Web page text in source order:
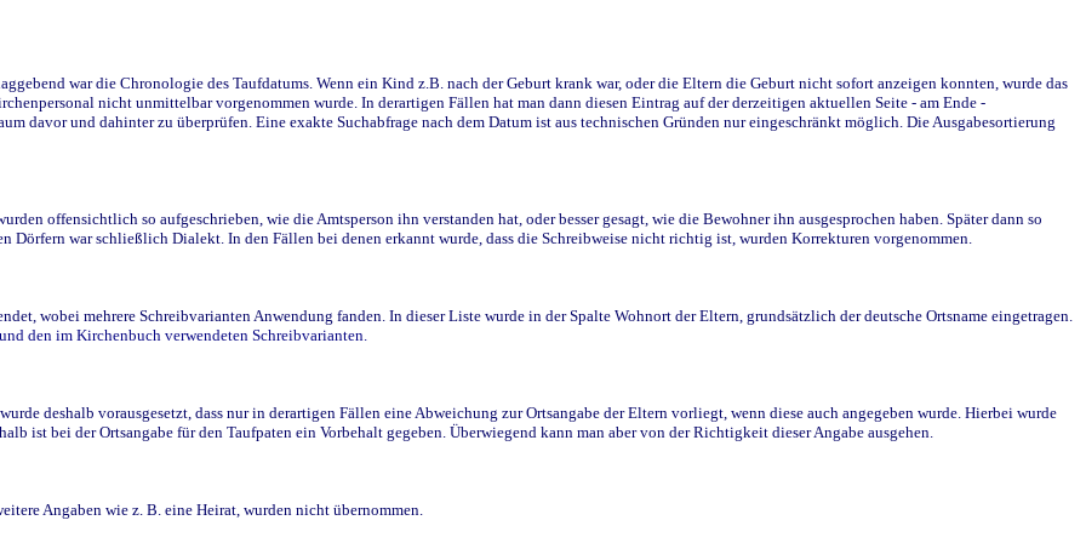
war die Chronologie des Taufdatums. Wenn ein Kind z.B. nach der Geburt krank war, oder die Eltern die Geburt nicht sofort anzeigen konnten, wurde das
nicht unmittelbar vorgenommen wurde. In derartigen Fällen hat man dann diesen Eintrag auf der derzeitigen aktuellen Seite - am Ende -
davor und dahinter zu überprüfen. Eine exakte Suchabfrage nach dem Datum ist aus technischen Gründen nur eingeschränkt möglich. Die Ausgabesortierung
offensichtlich so aufgeschrieben, wie die Amtsperson ihn verstanden hat, oder besser gesagt, wie die Bewohner ihn ausgesprochen haben. Später dann so
Dörfern war schließlich Dialekt. In den Fällen bei denen erkannt wurde, dass die Schreibweise nicht richtig ist, wurden Korrekturen vorgenommen.
wobei mehrere Schreibvarianten Anwendung fanden. In dieser Liste wurde in der Spalte Wohnort der Eltern, grundsätzlich der deutsche Ortsname eingetragen.
den im Kirchenbuch verwendeten Schreibvarianten.
deshalb vorausgesetzt, dass nur in derartigen Fällen eine Abweichung zur Ortsangabe der Eltern vorliegt, wenn diese auch angegeben wurde. Hierbei wurde
ist bei der Ortsangabe für den Taufpaten ein Vorbehalt gegeben. Überwiegend kann man aber von der Richtigkeit dieser Angabe ausgehen.
Angaben wie z. B. eine Heirat, wurden nicht übernommen.